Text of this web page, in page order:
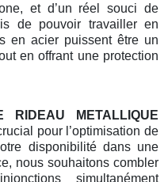
et d’un réel souci de
de pouvoir travailler en
en acier puissent être un
en offrant une protection
RIDEAU METALLIQUE
pour l’optimisation de
disponibilité dans une
nous souhaitons combler
simultanément